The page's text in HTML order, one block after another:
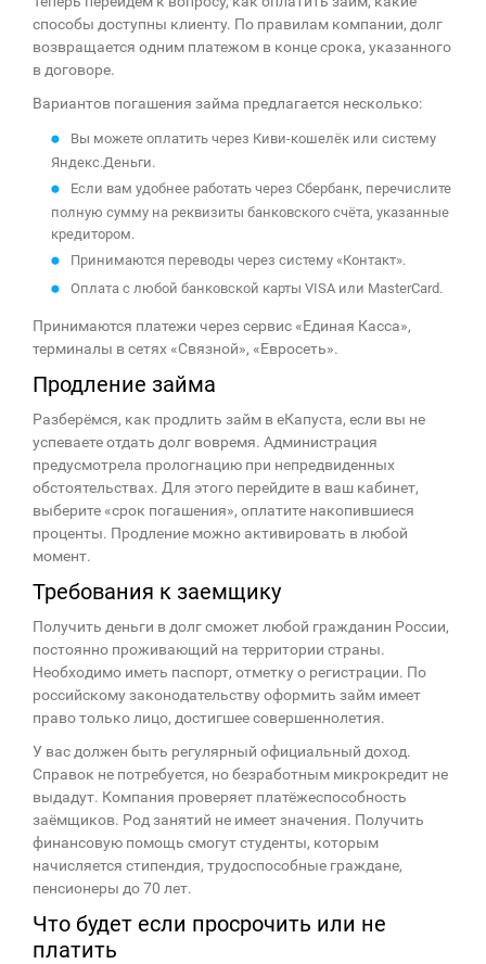
способы доступны клиенту. По правилам компании, долг
возвращается одним платежом в конце срока, указанного
в договоре.
Вариантов погашения займа предлагается несколько:
Вы можете оплатить через Киви-кошелёк или систему
Яндекс.Деньги.
Если вам удобнее работать через Сбербанк, перечислите
полную сумму на реквизиты банковского счёта, указанные
кредитором.
Принимаются переводы через систему «Контакт».
Оплата с любой банковской карты VISA или MasterCard.
Принимаются платежи через сервис «Единая Касса»,
терминалы в сетях «Связной», «Евросеть».
Продление займа
Разберёмся, как продлить займ в еКапуста, если вы не
успеваете отдать долг вовремя. Администрация
предусмотрела прологнацию при непредвиденных
обстоятельствах. Для этого перейдите в ваш кабинет,
выберите «срок погашения», оплатите накопившиеся
проценты. Продление можно активировать в любой
момент.
Требования к заемщику
Получить деньги в долг сможет любой гражданин России,
постоянно проживающий на территории страны.
Необходимо иметь паспорт, отметку о регистрации. По
российскому законодательству оформить займ имеет
право только лицо, достигшее совершеннолетия.
У вас должен быть регулярный официальный доход.
Справок не потребуется, но безработным микрокредит не
выдадут. Компания проверяет платёжеспособность
заёмщиков. Род занятий не имеет значения. Получить
финансовую помощь смогут студенты, которым
начисляется стипендия, трудоспособные граждане,
пенсионеры до 70 лет.
Что будет если просрочить или не
платить